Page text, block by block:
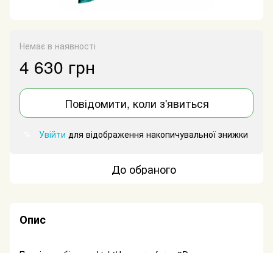
Немає в наявності
4 630 грн
Повідомити, коли з'явиться
Увійти для відображення накопичувальної знижки
До обраного
Опис